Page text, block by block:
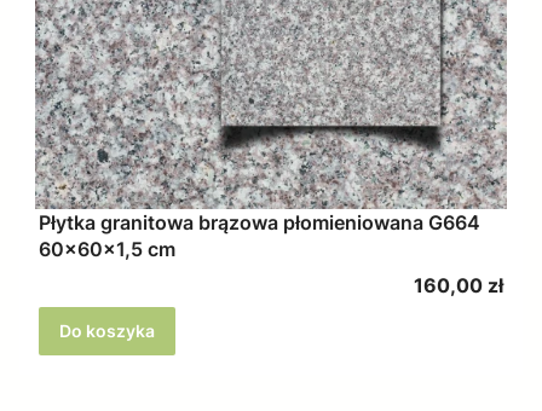
Płytka granitowa brązowa płomieniowana G664
60x60x1,5 cm
Cena
160,00 zł
Do koszyka